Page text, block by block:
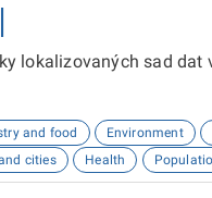
lokalizovaných sad dat
and food Environment
cities Health